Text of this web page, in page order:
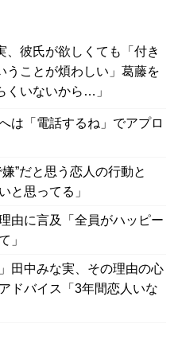
、彼氏が欲しくても「付き
うことが煩わしい」葛藤を
くいないから…」
は「電話するね」でアプロ
”だと思う恋人の行動と
と思ってる」
由に言及「全員がハッピー
」
田中みな実、その理由の心
ドバイス「3年間恋人いな